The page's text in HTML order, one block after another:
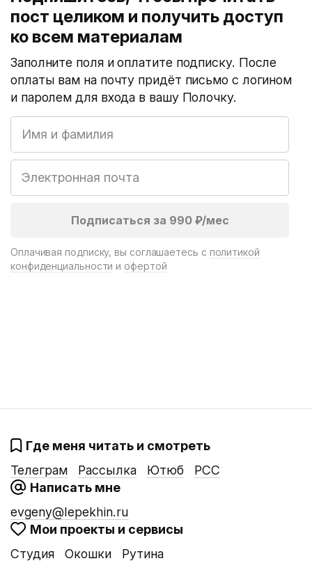
пост целиком и получить доступ
ко всем материалам
Заполните поля и оплатите подписку. После
оплаты вам на почту придёт письмо с логином
и паролем для входа в вашу Полочку.
Оплачивая подписку, вы соглашаетесь с политикой
конфиденциальности и офертой
Где меня читать и смотреть
Телеграм
Рассылка Ютюб
РСС
Написать мне
evgeny@lepekhin.ru
Мои проекты и сервисы
Студия
Окошки Рутина